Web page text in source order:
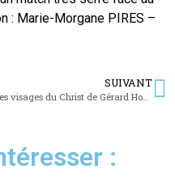
: Marie-Morgane PIRES –
SUIVANT
Les visages du Christ de Gérard Houver exposés à l’église
: